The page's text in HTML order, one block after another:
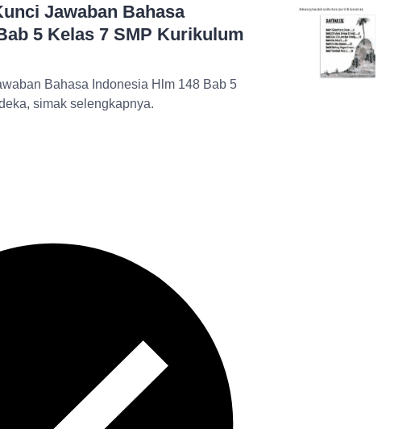
Jawaban Bahasa
5 Kelas 7 SMP Kurikulum
Bahasa Indonesia Hlm 148 Bab 5
simak selengkapnya.